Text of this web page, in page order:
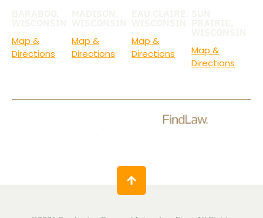
Map &
Directions
Map &
Directions
Map &
Directions
Map &
Directions